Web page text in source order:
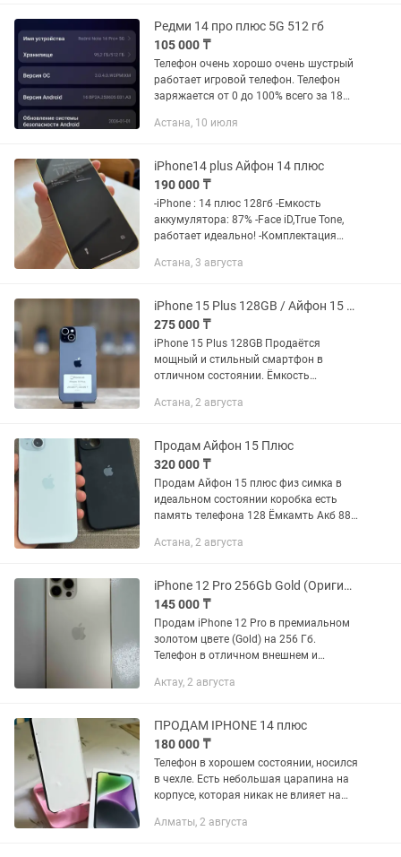
Редми 14 про плюс 5G 512 гб
105 000 ₸
Телефон очень хорошо очень шустрый
работает игровой телефон. Телефон
заряжается от 0 до 100% всего за 18
задняя крышка, но под чехлом этого не
Астана, 10 июля
iPhone14 plus Айфон 14 плюс
190 000 ₸
-iPhone : 14 плюс 128гб -Емкость
аккумулятора: 87% -Face iD,True Tone,
работает идеально! -Комплектация
-функционально работает! -торг
Астана, 3 августа
iPhone 15 Plus 128GB / Айфон 15 Плюс 128ГБ PhoneLab
275 000 ₸
iPhone 15 Plus 128GB Продаётся
мощный и стильный смартфон в
отличном состоянии. Ёмкость
исправен, работает без каких-либо
000...
Астана, 2 августа
Продам Айфон 15 Плюс
320 000 ₸
Продам Айфон 15 плюс физ симка в
идеальном состоянии коробка есть
память телефона 128 Ёмкамть Акб 88
телефон На ремонте никогда не был в
Астана, 2 августа
iPhone 12 Pro 256Gb Gold (Оригинал, не вскрывался)
145 000 ₸
Продам iPhone 12 Pro в премиальном
золотом цвете (Gold) на 256 Гб.
Телефон в отличном внешнем и
Использовался бережно, всегда в
корпус без...
Актау, 2 августа
ПРОДАМ IPHONE 14 плюс
180 000 ₸
Телефон в хорошем состоянии, носился
в чехле. Есть небольшая царапина на
корпусе, которая никак не влияет на
бат.87% 128гб Небольшой торг
Алматы, 2 августа